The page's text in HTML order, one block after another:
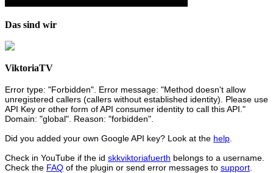
Das sind wir
ViktoriaTV
Error type: "Forbidden". Error message: "Method doesn't allow
unregistered callers (callers without established identity). Please use
API Key or other form of API consumer identity to call this API."
Domain: "global". Reason: "forbidden".
Did you added your own Google API key? Look at the help
Check in YouTube if the id skkviktoriafuerth belongs to a username.
Check the FAQ of the plugin or send error messages to support